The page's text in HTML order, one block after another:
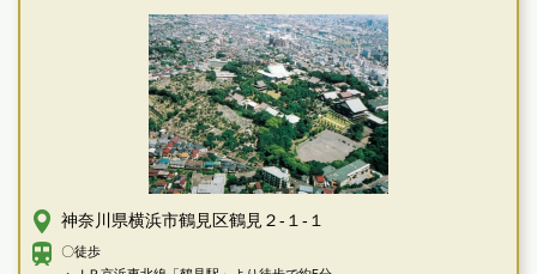
神奈川県横浜市鶴見区鶴見２-１-１
〇徒歩